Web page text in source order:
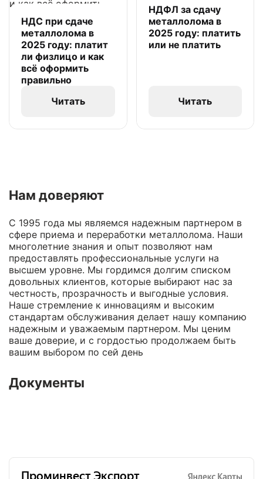
НДС при сдаче
металлолома в
2025 году: платит
ли физлицо и как
всё оформить
правильно
Читать
НДФЛ за сдачу
металлолома в
2025 году: платить
или не платить
Читать
Нам доверяют
С 1995 года мы являемся надежным партнером в
сфере приема и переработки металлолома. Наши
многолетние знания и опыт позволяют нам
предоставлять профессиональные услуги на
высшем уровне. Мы гордимся долгим списком
довольных клиентов, которые выбирают нас за
честность, прозрачность и выгодные условия.
Наше стремление к инновациям и высоким
стандартам обслуживания делает нашу компанию
надежным и уважаемым партнером. Мы ценим
ваше доверие, и с гордостью продолжаем быть
вашим выбором по сей день
Документы